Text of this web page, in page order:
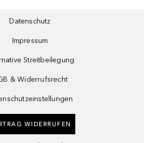
Datenschutz
Impressum
Streitbeilegung
& Widerrufsrecht
WIDERRUFEN